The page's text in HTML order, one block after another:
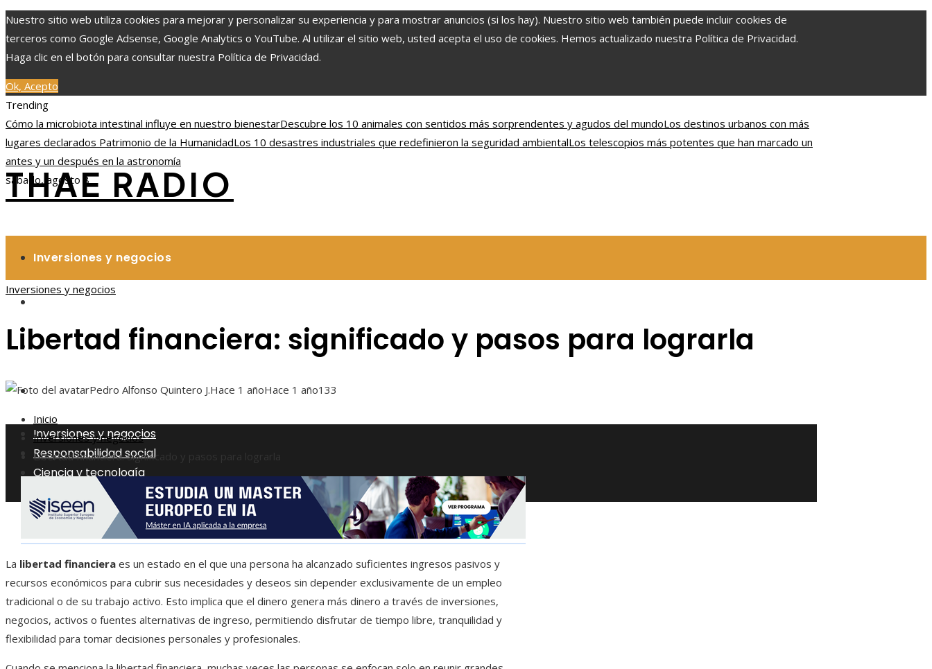
Nuestro sitio web utiliza cookies para mejorar y personalizar su experiencia y para mostrar anuncios (si los hay). Nuestro sitio web también puede incluir cookies de
terceros como Google Adsense, Google Analytics o YouTube. Al utilizar el sitio web, usted acepta el uso de cookies. Hemos actualizado nuestra Política de Privacidad.
Haga clic en el botón para consultar nuestra Política de Privacidad.
Ok, Acepto
Trending
Cómo la microbiota intestinal influye en nuestro bienestarDescubre los 10 animales con sentidos más sorprendentes y agudos del mundoLos destinos urbanos con más
lugares declarados Patrimonio de la HumanidadLos 10 desastres industriales que redefinieron la seguridad ambientalLos telescopios más potentes que han marcado un
antes y un después en la astronomía
sábado, agosto 8
THAE RADIO
Inversiones y negocios
Ciencia y tecnología
Cultura y ocio
Inversiones y negocios
Responsabilidad social
Ciencia y tecnología
Cultura y ocio
Inversiones y negocios
Libertad financiera: significado y pasos para lograrla
Pedro Alfonso Quintero J.Hace 1 añoHace 1 año133
Inicio
Inversiones y negocios
Libertad financiera: significado y pasos para lograrla
La libertad financiera es un estado en el que una persona ha alcanzado suficientes ingresos pasivos y
recursos económicos para cubrir sus necesidades y deseos sin depender exclusivamente de un empleo
tradicional o de su trabajo activo. Esto implica que el dinero genera más dinero a través de inversiones,
negocios, activos o fuentes alternativas de ingreso, permitiendo disfrutar de tiempo libre, tranquilidad y
flexibilidad para tomar decisiones personales y profesionales.